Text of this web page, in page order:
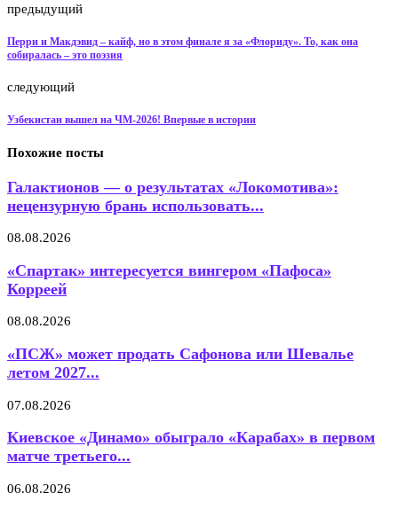
предыдущий
Перри и Макдэвид – кайф, но в этом финале я за «Флориду». То, как она
собиралась – это поэзия
следующий
Узбекистан вышел на ЧМ-2026! Впервые в истории
Похожие посты
Галактионов — о результатах «Локомотива»:
нецензурную брань использовать...
08.08.2026
«Спартак» интересуется вингером «Пафоса»
Корреей
08.08.2026
«ПСЖ» может продать Сафонова или Шевалье
летом 2027...
07.08.2026
Киевское «Динамо» обыграло «Карабах» в первом
матче третьего...
06.08.2026